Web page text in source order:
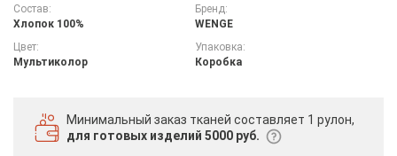
Состав:
Хлопок 100%
Бренд:
WENGE
Цвет:
Мультиколор
Упаковка:
Коробка
Минимальный заказ тканей составляет 1 рулон,
для готовых изделий 5000 руб.